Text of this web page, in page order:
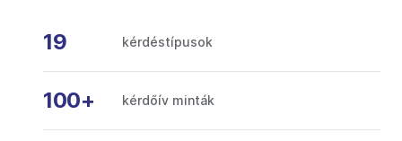
19 kérdéstípusok
100+ kérdőív minták